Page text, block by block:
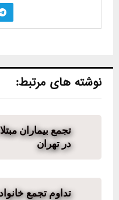
نوشته های مرتبط:
تجمع بیماران
در تهران
تداوم تجمع